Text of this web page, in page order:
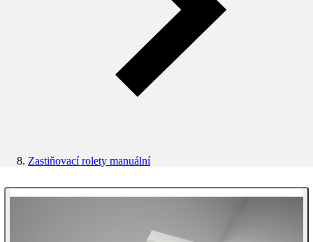
Zastiňovací rolety manuální